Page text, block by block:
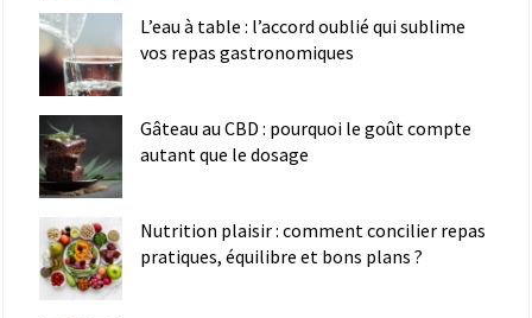
L’eau à table : l’accord oublié qui sublime
vos repas gastronomiques
Gâteau au CBD : pourquoi le goût compte
autant que le dosage
Nutrition plaisir : comment concilier repas
pratiques, équilibre et bons plans ?